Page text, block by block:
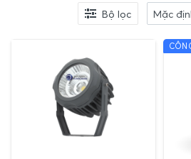
Bộ lọc